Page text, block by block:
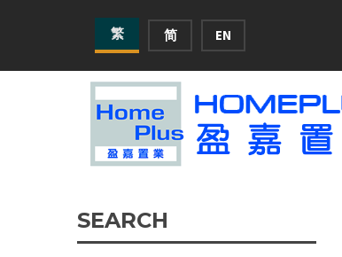
繁 简 EN
SEARCH